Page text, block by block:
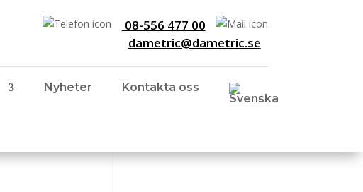
08-556 477 00
dametric@dametric.se
Nyheter Kontakta oss